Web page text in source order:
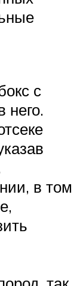
с
в том